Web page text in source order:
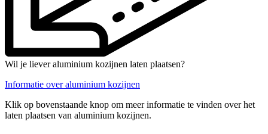
Wil je liever aluminium kozijnen laten plaatsen?
Informatie over aluminium kozijnen
Klik op bovenstaande knop om meer informatie te vinden over het
laten plaatsen van aluminium kozijnen.